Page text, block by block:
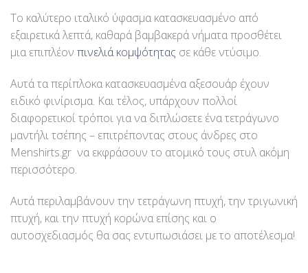
Το καλύτερο ιταλικό ύφασμα κατασκευασμένο από
εξαιρετικά λεπτά, καθαρά βαμβακερά νήματα προσθέτει
μια επιπλέον πινελιά κομψότητας σε κάθε ντύσιμο.
Αυτά τα περίπλοκα κατασκευασμένα αξεσουάρ έχουν
ειδικό φινίρισμα. Και τέλος, υπάρχουν πολλοί
διαφορετικοί τρόποι για να διπλώσετε ένα τετράγωνο
μαντήλι τσέπης – επιτρέποντας στους άνδρες στο
Menshirts.gr να εκφράσουν το ατομικό τους στυλ ακόμη
περισσότερο.
Αυτά περιλαμβάνουν την τετράγωνη πτυχή, την τριγωνική
πτυχή, και την πτυχή κορώνα επίσης και ο
αυτοσχεδιασμός θα σας εντυπωσιάσει με το αποτέλεσμα!